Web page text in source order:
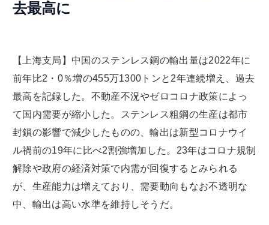
去最高に
【上海支局】中国のステンレス鋼の輸出量は2022年に
前年比2・0％増の455万1300トンと2年連続増え、過去
最高を記録した。不動産不況やゼロコロナ政策によっ
て国内需要が縮小した。ステンレス粗鋼の生産は都市
封鎖の影響で減少したものの、輸出は新型コロナウイ
ル禍前の19年に比べ2割強増加した。23年はコロナ規制
解除や政府の経済対策で内需が回復するとみられる
が、生産能力は増えており、需要動向もなお不透明な
中、輸出は高い水準を維持しそうだ。